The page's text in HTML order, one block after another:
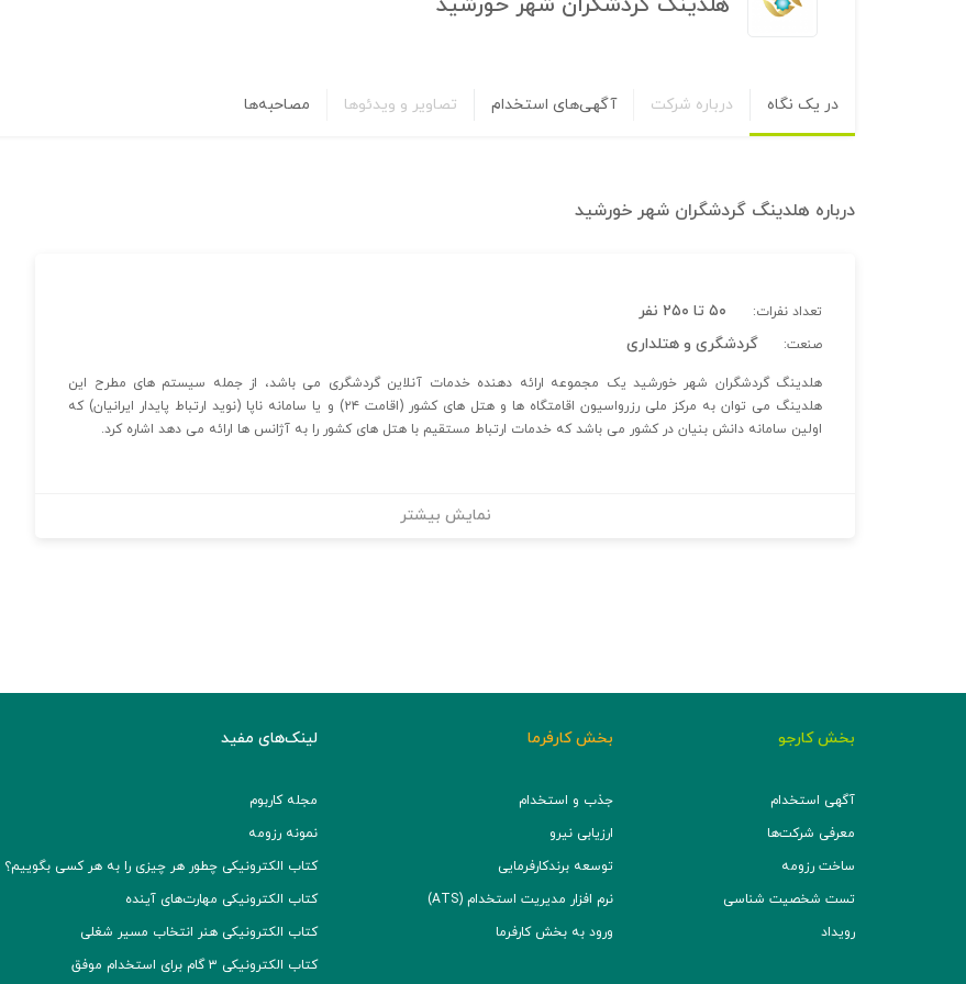
در یک نگاه درباره شرکت آگهی‌های استخدام تصاویر و ویدئوها مصاحبه‌ها
درباره هلدینگ گردشگران شهر خورشید
تعداد نفرات: ۵۰ تا ۲۵۰ نفر
صنعت: گردشگری و هتلداری
هلدینگ گردشگران شهر خورشید یک مجموعه ارائه دهنده خدمات آنلاین گردشگری می باشد، از جمله سیستم های مطرح این
هلدینگ می توان به مرکز ملی رزرواسیون اقامتگاه ها و هتل های کشور (اقامت ۲۴) و یا سامانه ناپا (نوید ارتباط پایدار ایرانیان) که
اولین سامانه دانش بنیان در کشور می باشد که خدمات ارتباط مستقیم با هتل های کشور را به آژانس ها ارائه می دهد اشاره کرد.
نمایش بیشتر
بخش کارجو
آگهی استخدام
معرفی شرکت‌ها
ساخت رزومه
تست شخصیت شناسی
رویداد
بخش کارفرما
جذب و استخدام
ارزیابی نیرو
توسعه برند‌کارفرمایی
نرم افزار مدیریت استخدام (ATS)
ورود به بخش کارفرما
لینک‌های مفید
مجله کاربوم
نمونه رزومه
کتاب الکترونیکی چطور هر چیزی را به هر کسی بگوییم؟
کتاب الکترونیکی مهارت‌های آینده
کتاب الکترونیکی هنر انتخاب مسیر شغلی
کتاب الکترونیکی ۳ گام برای استخدام موفق